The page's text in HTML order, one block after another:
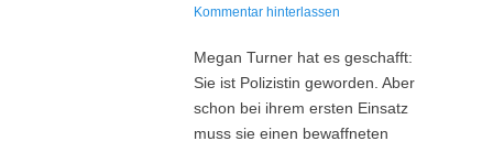
am
Kommentar hinterlassen
Megan Turner hat es geschafft:
Sie ist Polizistin geworden. Aber
schon bei ihrem ersten Einsatz
muss sie einen bewaffneten